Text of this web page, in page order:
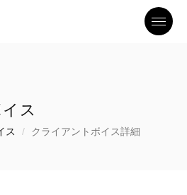
ス
ス クライアントボイス詳細